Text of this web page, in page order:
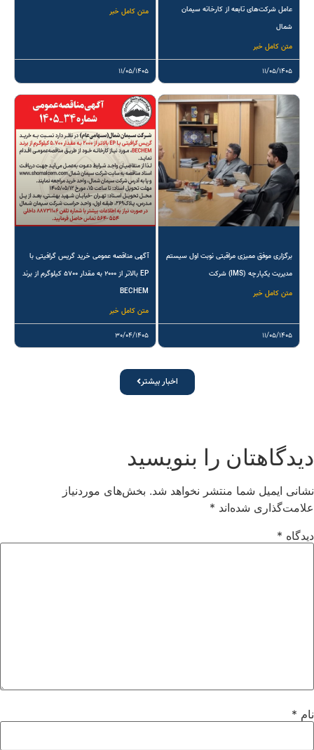
عامل شرکت‌های تابعه از کارخانه سیمان
شمال
متن کامل خبر
۱۱/۰۵/۱۴۰۵
متن کامل خبر
۱۱/۰۵/۱۴۰۵
برگزاری موفق ممیزی مراقبتی نوبت اول سیستم
مدیریت یکپارچه (IMS) شرکت
متن کامل خبر
۱۱/۰۵/۱۴۰۵
آگهی مناقصه عمومی خرید گریس گرافیتی با
EP بالاتر از ۲۰۰۰ به مقدار ۵۷۰۰ کیلوگرم از برند
BECHEM
متن کامل خبر
۳۰/۰۴/۱۴۰۵
اخبار بیشتر
دیدگاهتان را بنویسید
نشانی ایمیل شما منتشر نخواهد شد. بخش‌های موردنیاز
علامت‌گذاری شده‌اند *
دیدگاه *
نام *